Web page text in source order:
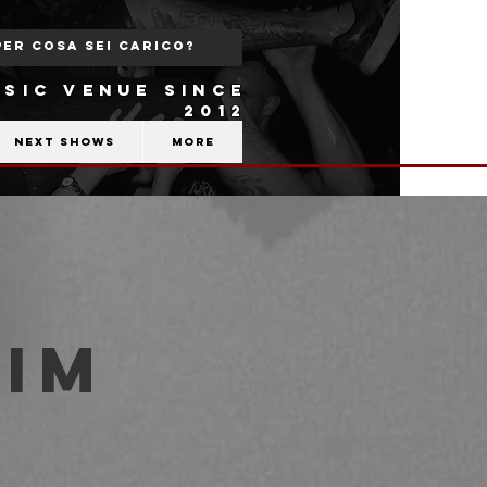
VENUE SINCE
2012
Next shows More